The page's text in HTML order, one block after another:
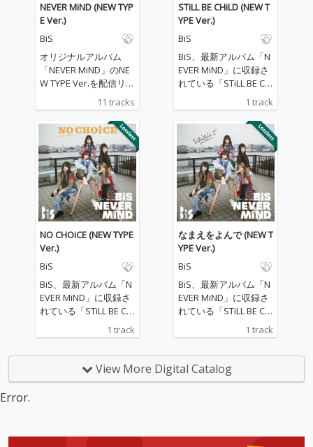
NEVER MiND (NEW TYP
E Ver.)
BiS
オリジナルアルバム
「NEVER MiND」のNE
W TYPE Ver.を配信リリ
11 tracks
STiLL BE CHiLD (NEW T
YPE Ver.)
BiS
BiS、最新アルバム「N
EVER MiND」に収録さ
れている「STiLL BE CHi
「なまえをよんで」
「NO CHOiCE 」の4曲
を”NEW TYPE Ver.”とし
て配信スタート!
1 track
NO CHOiCE (NEW TYPE
Ver.)
BiS
BiS、最新アルバム「N
EVER MiND」に収録さ
れている「STiLL BE CHi
「なまえをよんで」
を”NEW TYPE Ver.”とし
て配信スタート!
1 track
なまえをよんで (NEW T
YPE Ver.)
BiS
BiS、最新アルバム「N
EVER MiND」に収録さ
れている「STiLL BE CHi
「なまえをよんで」
を”NEW TYPE Ver.”とし
て配信スタート!
1 track
View More Digital Catalog
Error.